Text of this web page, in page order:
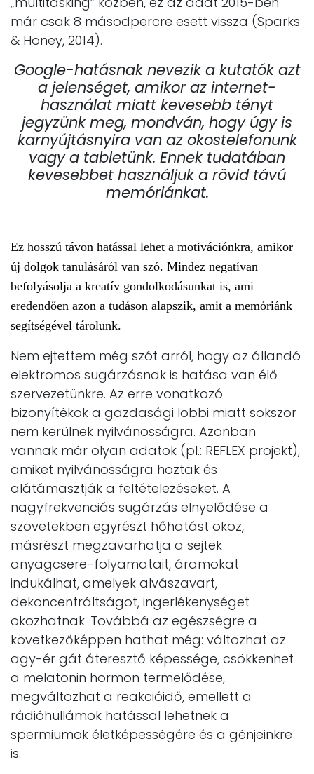
már csak 8 másodpercre esett vissza (Sparks
& Honey, 2014).
Google-hatásnak nevezik a kutatók azt
a jelenséget, amikor az internet-
használat miatt kevesebb tényt
jegyzünk meg, mondván, hogy úgy is
karnyújtásnyira van az okostelefonunk
vagy a tabletünk. Ennek tudatában
kevesebbet használjuk a rövid távú
memóriánkat.
Ez hosszú távon hatással lehet a motivációnkra, amikor
új dolgok tanulásáról van szó. Mindez negatívan
befolyásolja a kreatív gondolkodásunkat is, ami
eredendően azon a tudáson alapszik, amit a memóriánk
segítségével tárolunk.
Nem ejtettem még szót arról, hogy az állandó
elektromos sugárzásnak is hatása van élő
szervezetünkre. Az erre vonatkozó
bizonyítékok a gazdasági lobbi miatt sokszor
nem kerülnek nyilvánosságra. Azonban
vannak már olyan adatok (pl.: REFLEX projekt),
amiket nyilvánosságra hoztak és
alátámasztják a feltételezéseket. A
nagyfrekvenciás sugárzás elnyelődése a
szövetekben egyrészt hőhatást okoz,
másrészt megzavarhatja a sejtek
anyagcsere-folyamatait, áramokat
indukálhat, amelyek alvászavart,
dekoncentráltságot, ingerlékenységet
okozhatnak. Továbbá az egészségre a
következőképpen hathat még: változhat az
agy-ér gát áteresztő képessége, csökkenhet
a melatonin hormon termelődése,
megváltozhat a reakcióidő, emellett a
rádióhullámok hatással lehetnek a
spermiumok életképességére és a génjeinkre
is.